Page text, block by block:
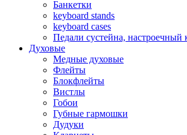
Банкетки
keyboard stands
keyboard cases
Педали сустейна, настроечный
Духовые
Медные духовые
Флейты
Блокфлейты
Вистлы
Гобои
Губные гармошки
Дудуки